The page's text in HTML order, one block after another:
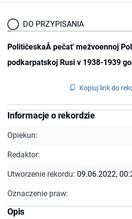
DO PRZYPISANIA
PolitičeskaÂ pečat' mežvoennoj
podkarpatskoj Rusi v 1938-1939
Kopiuj link do
Informacje o rekordzie
Opiekun:
Redaktor:
Utworzenie rekordu: 09.06.2022,
Oznaczenie praw:
Opis